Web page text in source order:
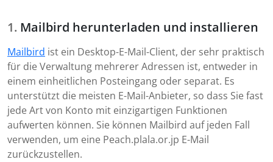
Mailbird herunterladen und installieren
Mailbird ist ein Desktop-E-Mail-Client, der sehr praktisch
für die Verwaltung mehrerer Adressen ist, entweder in
einem einheitlichen Posteingang oder separat. Es
unterstützt die meisten E-Mail-Anbieter, so dass Sie fast
jede Art von Konto mit einzigartigen Funktionen
aufwerten können. Sie können Mailbird auf jeden Fall
verwenden, um eine Peach.plala.or.jp E-Mail
zurückzustellen.